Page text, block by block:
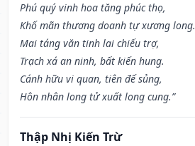
Phú quý vinh hoa tăng phúc thọ,
Khố mãn thương doanh tự xương long.
Mai táng văn tinh lai chiếu trợ,
Trạch xá an ninh, bất kiến hung.
Cánh hữu vi quan, tiên đế sủng,
Hôn nhân long tử xuất long cung.”
Thập Nhị Kiến Trừ